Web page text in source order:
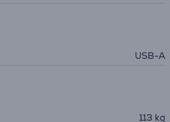
USB-A
113 kg